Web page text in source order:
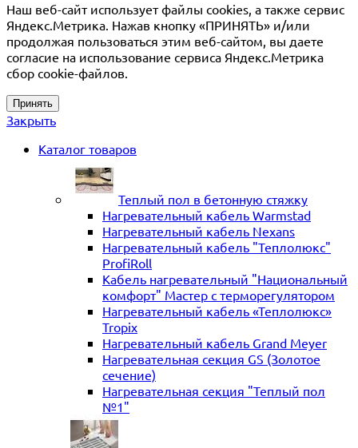
Наш веб-сайт использует файлы cookies, а также сервис
Яндекс.Метрика. Нажав кнопку «ПРИНЯТЬ» и/или
продолжая пользоваться этим веб-сайтом, вы даете
согласие на использование сервиса Яндекс.Метрика
сбор cookie-файлов.
Принять
Закрыть
Каталог товаров
Теплый пол в бетонную стяжку
Нагревательный кабель Warmstad
Нагревательный кабель Nexans
Нагревательный кабель "Теплолюкс"
ProfiRoll
Кабель нагревательный "Национальный
комфорт" Мастер с терморегулятором
Нагревательный кабель «Теплолюкс»
Tropix
Нагревательный кабель Grand Meyer
Нагревательная секция GS (Золотое
сечение)
Нагревательная секция "Теплый пол
№1"